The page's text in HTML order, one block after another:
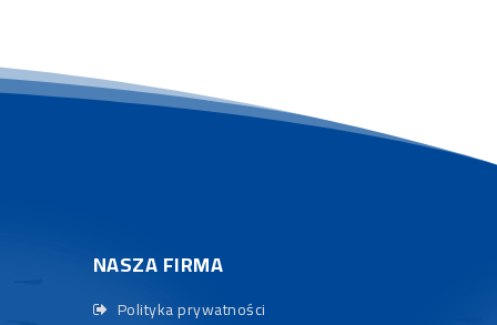
NASZA FIRMA
Polityka prywatności